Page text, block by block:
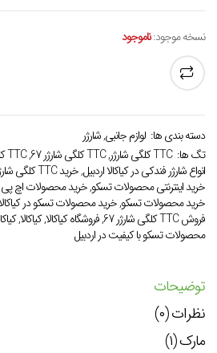
نسخه موجود:ناموجود
دسته بندی ها: لوازم جانبی,شارژر
تگ ها: TTC کلگی شارژر ,TTC کلگی شارژر 67 ,TTC کلگی شارژر 67 تسکو
انواع شارژر فندکی در کیاکالا اردبیل,خرید TTC کلگی شارژر 67
خرید اینترنتی محصولات تسکو,خرید محصولات اچ پی از
خرید محصولات تسکو,خرید محصولات تسکو در
فروش TTC کلگی شارژر 67
,فروشگاه کیاکالا,کیاکالا,
محصولات تسکو با کیفیت در اردبیل
توضیحات
نظرات (۰)
مارک (۱)